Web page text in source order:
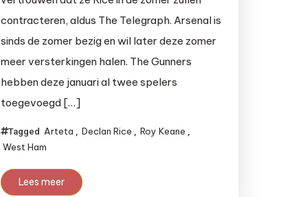
contracteren, aldus The Telegraph. Arsenal is
sinds de zomer bezig en wil later deze zomer
meer versterkingen halen. The Gunners
hebben deze januari al twee spelers
toegevoegd […]
Tagged Arteta , Declan Rice , Roy Keane ,
West Ham
Lees meer